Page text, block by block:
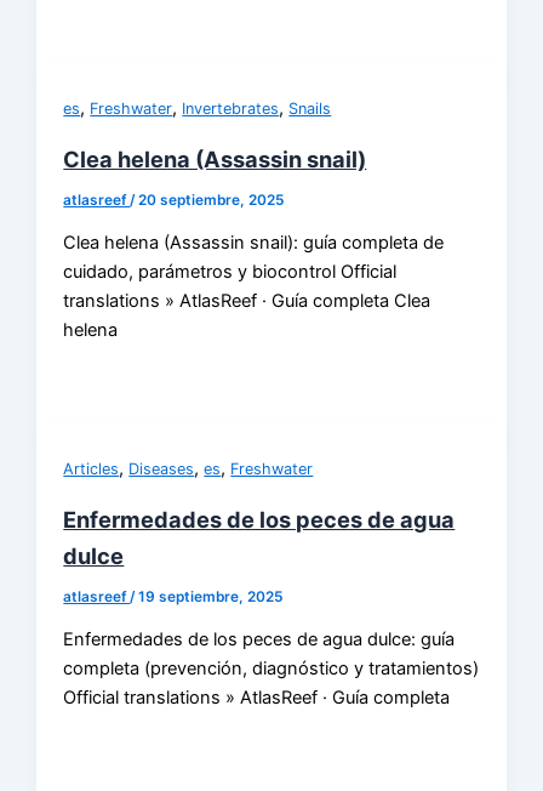
es, Freshwater, Invertebrates, Snails
Clea helena (Assassin snail)
atlasreef /20 septiembre, 2025
Clea helena (Assassin snail): guía completa de
cuidado, parámetros y biocontrol Official
translations » AtlasReef · Guía completa Clea
helena
Articles, Diseases,es, Freshwater
Enfermedades de los peces de agua
dulce
atlasreef/19 septiembre, 2025
Enfermedades de los peces de agua dulce: guía
completa (prevención, diagnóstico y tratamientos)
Official translations » AtlasReef · Guía completa